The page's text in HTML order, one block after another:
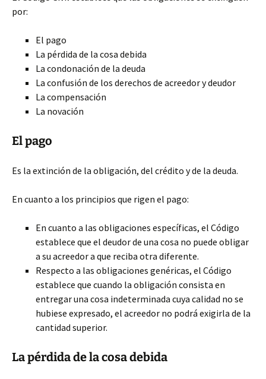
por:
El pago
La pérdida de la cosa debida
La condonación de la deuda
La confusión de los derechos de acreedor y deudor
La compensación
La novación
El pago
Es la extinción de la obligación, del crédito y de la deuda.
En cuanto a los principios que rigen el pago:
En cuanto a las obligaciones específicas, el Código
establece que el deudor de una cosa no puede obligar
a su acreedor a que reciba otra diferente.
Respecto a las obligaciones genéricas, el Código
establece que cuando la obligación consista en
entregar una cosa indeterminada cuya calidad no se
hubiese expresado, el acreedor no podrá exigirla de la
cantidad superior.
La pérdida de la cosa debida